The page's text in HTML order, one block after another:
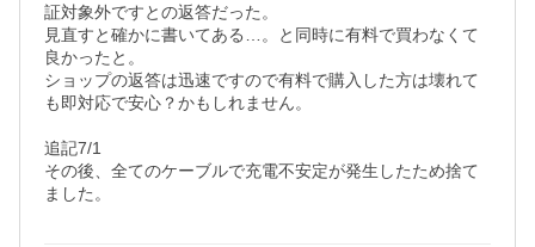
証対象外ですとの返答だった。
見直すと確かに書いてある…。と同時に有料で買わなくて
良かったと。
ショップの返答は迅速ですので有料で購入した方は壊れて
も即対応で安心？かもしれません。
追記7/1
その後、全てのケーブルで充電不安定が発生したため捨て